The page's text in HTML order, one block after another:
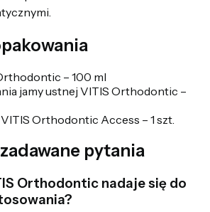
– 100 ml
jamy ustnej VITIS Orthodontic –
Orthodontic Access – 1 szt.
pytania
Orthodontic nadaje się do